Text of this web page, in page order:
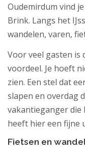
Oudemirdum vind
Brink. Langs het
wandelen, varen,
Voor veel gasten is
voordeel. Je hoeft
zien. Een stel dat
slapen en overdag
vakantieganger die
heeft hier een fijne
Fietsen en